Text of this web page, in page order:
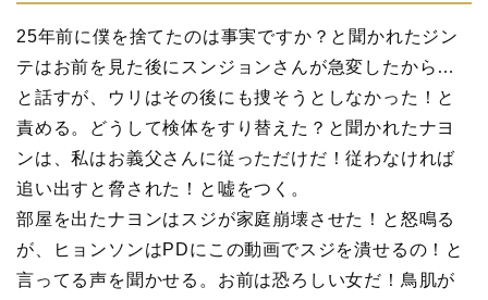
25年前に僕を捨てたのは事実ですか？と聞かれたジン
テはお前を見た後にスンジョンさんが急変したから…
と話すが、ウリはその後にも捜そうとしなかった！と
責める。どうして検体をすり替えた？と聞かれたナヨ
ンは、私はお義父さんに従っただけだ！従わなければ
追い出すと脅された！と嘘をつく。
部屋を出たナヨンはスジが家庭崩壊させた！と怒鳴る
が、ヒョンソンはPDにこの動画でスジを潰せるの！と
言ってる声を聞かせる。お前は恐ろしい女だ！鳥肌が